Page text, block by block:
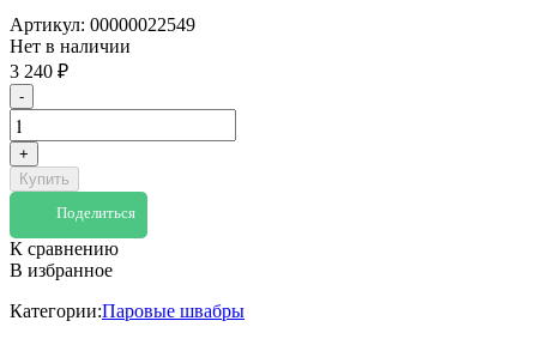
Артикул: 00000022549
Нет в наличии
3 240 ₽
-
+
Купить
Поделиться
К сравнению
В избранное
Категории:Паровые швабры